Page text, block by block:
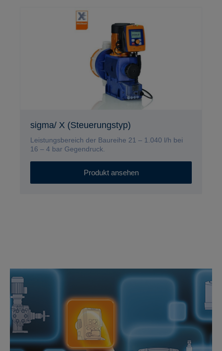
sigma/ X (Steuerungstyp)
Leistungsbereich der Baureihe 21 – 1.040 l/h bei
16 – 4 bar Gegendruck.
Produkt ansehen